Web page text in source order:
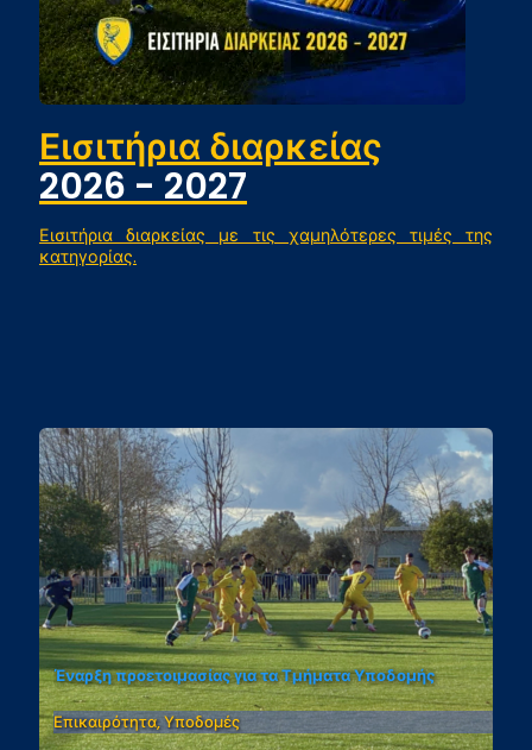
Εισιτήρια διαρκείας
2026 - 2027
Εισιτήρια διαρκείας με τις χαμηλότερες τιμές της
κατηγορίας.
Έναρξη προετοιμασίας για τα Τμήματα Υποδομής
Επικαιρότητα, Υποδομές